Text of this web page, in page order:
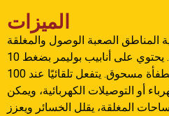
الميزات
الصعبة الوصول والمغلقة
مثل المركبات ولوحات التحكم. يحتوي على أنابيب بوليمر بضغط 10
بار ومرتبط بمطفأة مسحوق. يتفعل تلقائيًا عند 100°C لإطفاء
أو التوصيلات الكهربائية، ويمكن
المغلقة، يقلل الخسائر ويعزز